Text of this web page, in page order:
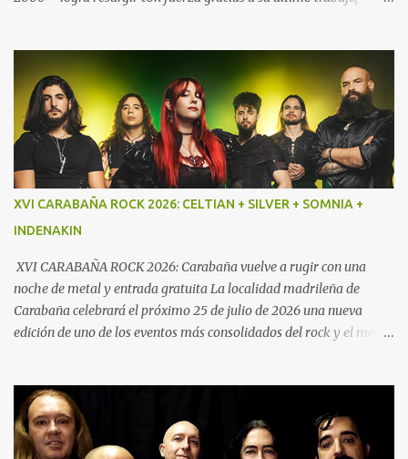
desastre, la banda reemerge más poderosa y decidida que nunca.
Este nuevo trabajo aboga por su estilo característico: un sonido
directo y crudo denominado “Speed Metal con influencias punk”,
cimentado en un bajo demoledor, una batería poderosa y
guitarras afiladas. Por este mismo motivo Txus Tankian mantuvo
una distendida charla con sus componentes Jako Caballero (voz y
bajo) y Ray Contreras (guitarra) que es la nueva incorporación en
batería. En esta grabación también participó Boro Guardiola a la
guitarra y así concluye así su etapa con la banda.
XVI CARABAÑA ROCK 2026: CELTIAN + SILVER + SOMNIA +
INDENAKIN
XVI CARABAÑA ROCK 2026: Carabaña vuelve a rugir con una
noche de metal y entrada gratuita La localidad madrileña de
Carabaña celebrará el próximo 25 de julio de 2026 una nueva
edición de uno de los eventos más consolidados del rock y el metal
nacional en la Calle Chávarri, manteniendo además una de sus
señas de identidad más valoradas por el público: la entrada
gratuita.